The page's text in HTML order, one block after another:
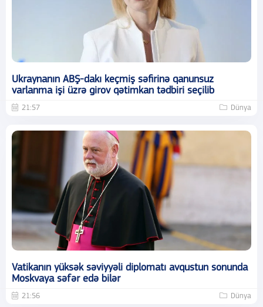
Ukraynanın ABŞ-dakı keçmiş səfirinə qanunsuz
varlanma işi üzrə girov qətimkan tədbiri seçilib
21:57 Dünya
Vatikanın yüksək səviyyəli diplomatı avqustun sonunda
Moskvaya səfər edə bilər
21:56 Dünya